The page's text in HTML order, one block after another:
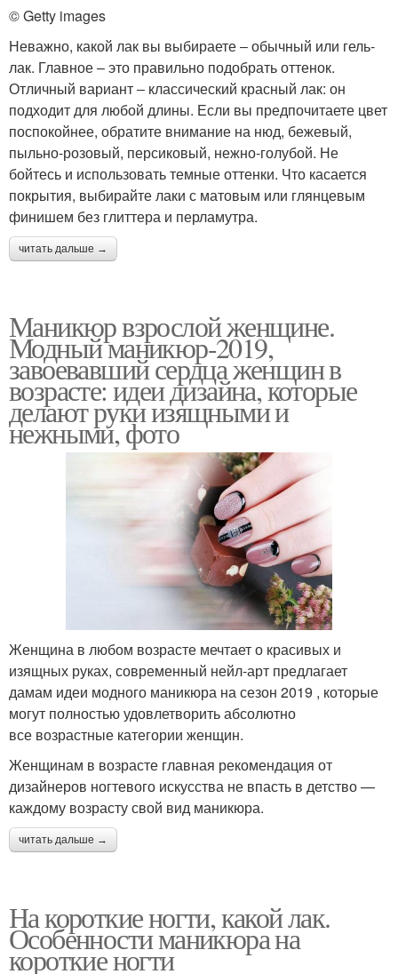
© Getty images
Неважно, какой лак вы выбираете ‒ обычный или гель-
лак. Главное – это правильно подобрать оттенок.
Отличный вариант ‒ классический красный лак: он
подходит для любой длины. Если вы предпочитаете цвет
поспокойнее, обратите внимание на нюд, бежевый,
пыльно-розовый, персиковый, нежно-голубой. Не
бойтесь и использовать темные оттенки. Что касается
покрытия, выбирайте лаки с матовым или глянцевым
финишем без глиттера и перламутра.
читать дальше →
Маникюр взрослой женщине.
Модный маникюр-2019,
завоевавший сердца женщин в
возрасте: идеи дизайна, которые
делают руки изящными и
нежными, фото
Женщина в любом возрасте мечтает о красивых и
изящных руках, современный нейл-арт предлагает
дамам идеи модного маникюра на сезон 2019 , которые
могут полностью удовлетворить абсолютно
все возрастные категории женщин.
Женщинам в возрасте главная рекомендация от
дизайнеров ногтевого искусства не впасть в детство —
каждому возрасту свой вид маникюра.
читать дальше →
На короткие ногти, какой лак.
Особенности маникюра на
короткие ногти